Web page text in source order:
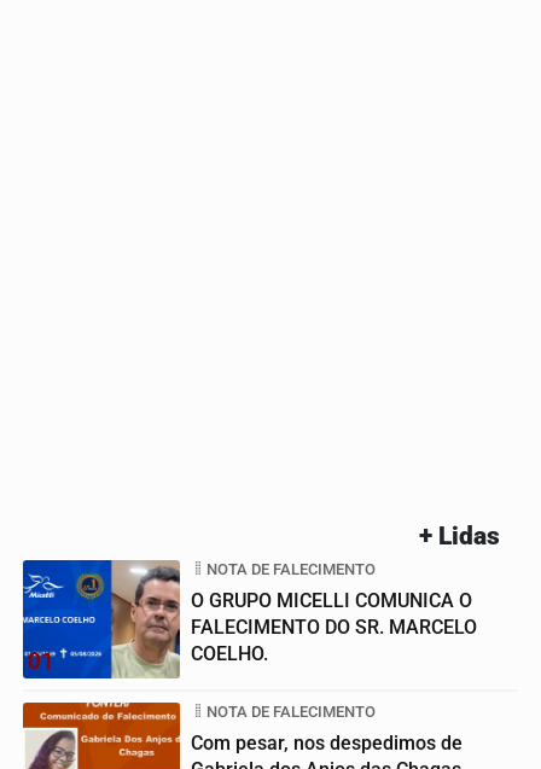
+ Lidas
01
NOTA DE FALECIMENTO
O GRUPO MICELLI COMUNICA O
FALECIMENTO DO SR. MARCELO
COELHO.
NOTA DE FALECIMENTO
Com pesar, nos despedimos de